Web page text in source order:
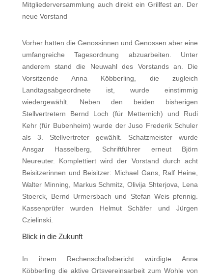
Mitgliederversammlung auch direkt ein Grillfest an. Der
neue Vorstand
Vorher hatten die Genossinnen und Genossen aber eine
umfangreiche Tagesordnung abzuarbeiten. Unter
anderem stand die Neuwahl des Vorstands an. Die
Vorsitzende Anna Köbberling, die zugleich
Landtagsabgeordnete ist, wurde einstimmig
wiedergewählt. Neben den beiden bisherigen
Stellvertretern Bernd Loch (für Metternich) und Rudi
Kehr (für Bubenheim) wurde der Juso Frederik Schuler
als 3. Stellvertreter gewählt. Schatzmeister wurde
Ansgar Hasselberg, Schriftführer erneut Björn
Neureuter. Komplettiert wird der Vorstand durch acht
Beisitzerinnen und Beisitzer: Michael Gans, Ralf Heine,
Walter Minning, Markus Schmitz, Olivija Shterjova, Lena
Stoerck, Bernd Urmersbach und Stefan Weis pfennig.
Kassenprüfer wurden Helmut Schäfer und Jürgen
Czielinski.
Blick in die Zukunft
In ihrem Rechenschaftsbericht würdigte Anna
Köbberling die aktive Ortsvereinsarbeit zum Wohle von